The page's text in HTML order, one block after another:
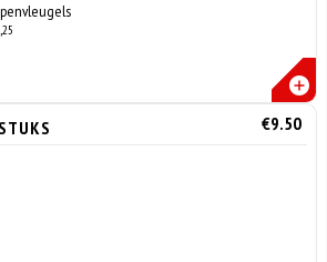
€9.50